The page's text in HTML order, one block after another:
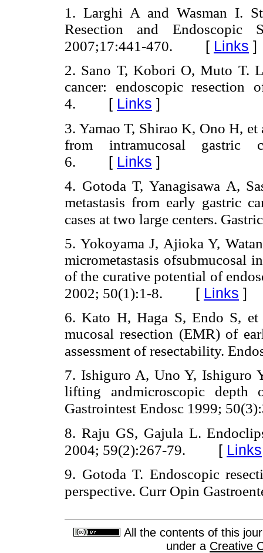
1. Larghi A and Wasman I.
Resection and Endoscopic
2007;17:441-470. [ Links ]
2. Sano T, Kobori O, Muto T.
cancer: endoscopic
4. [ Links ]
3. Yamao T, Shirao K, Ono H,
from intramucosal gastric
6. [ Links ]
4. Gotoda T, Yanagisawa A,
metastasis from early gastric
cases at two large centers.
5. Yokoyama J, Ajioka Y,
micrometastasis ofsubmucosal
of the curative potential of
2002; 50(1):1-8. [ Links ]
6. Kato H, Haga S, Endo S,
mucosal resection (EMR) of
assessment of resectability.
7. Ishiguro A, Uno Y, Ishiguro
lifting andmicroscopic depth
Gastrointest Endosc 1999;
8. Raju GS, Gajula L.
2004; 59(2):267-79. [ Links
9. Gotoda T. Endoscopic
perspective. Curr Opin
All the contents of this
under a Creative